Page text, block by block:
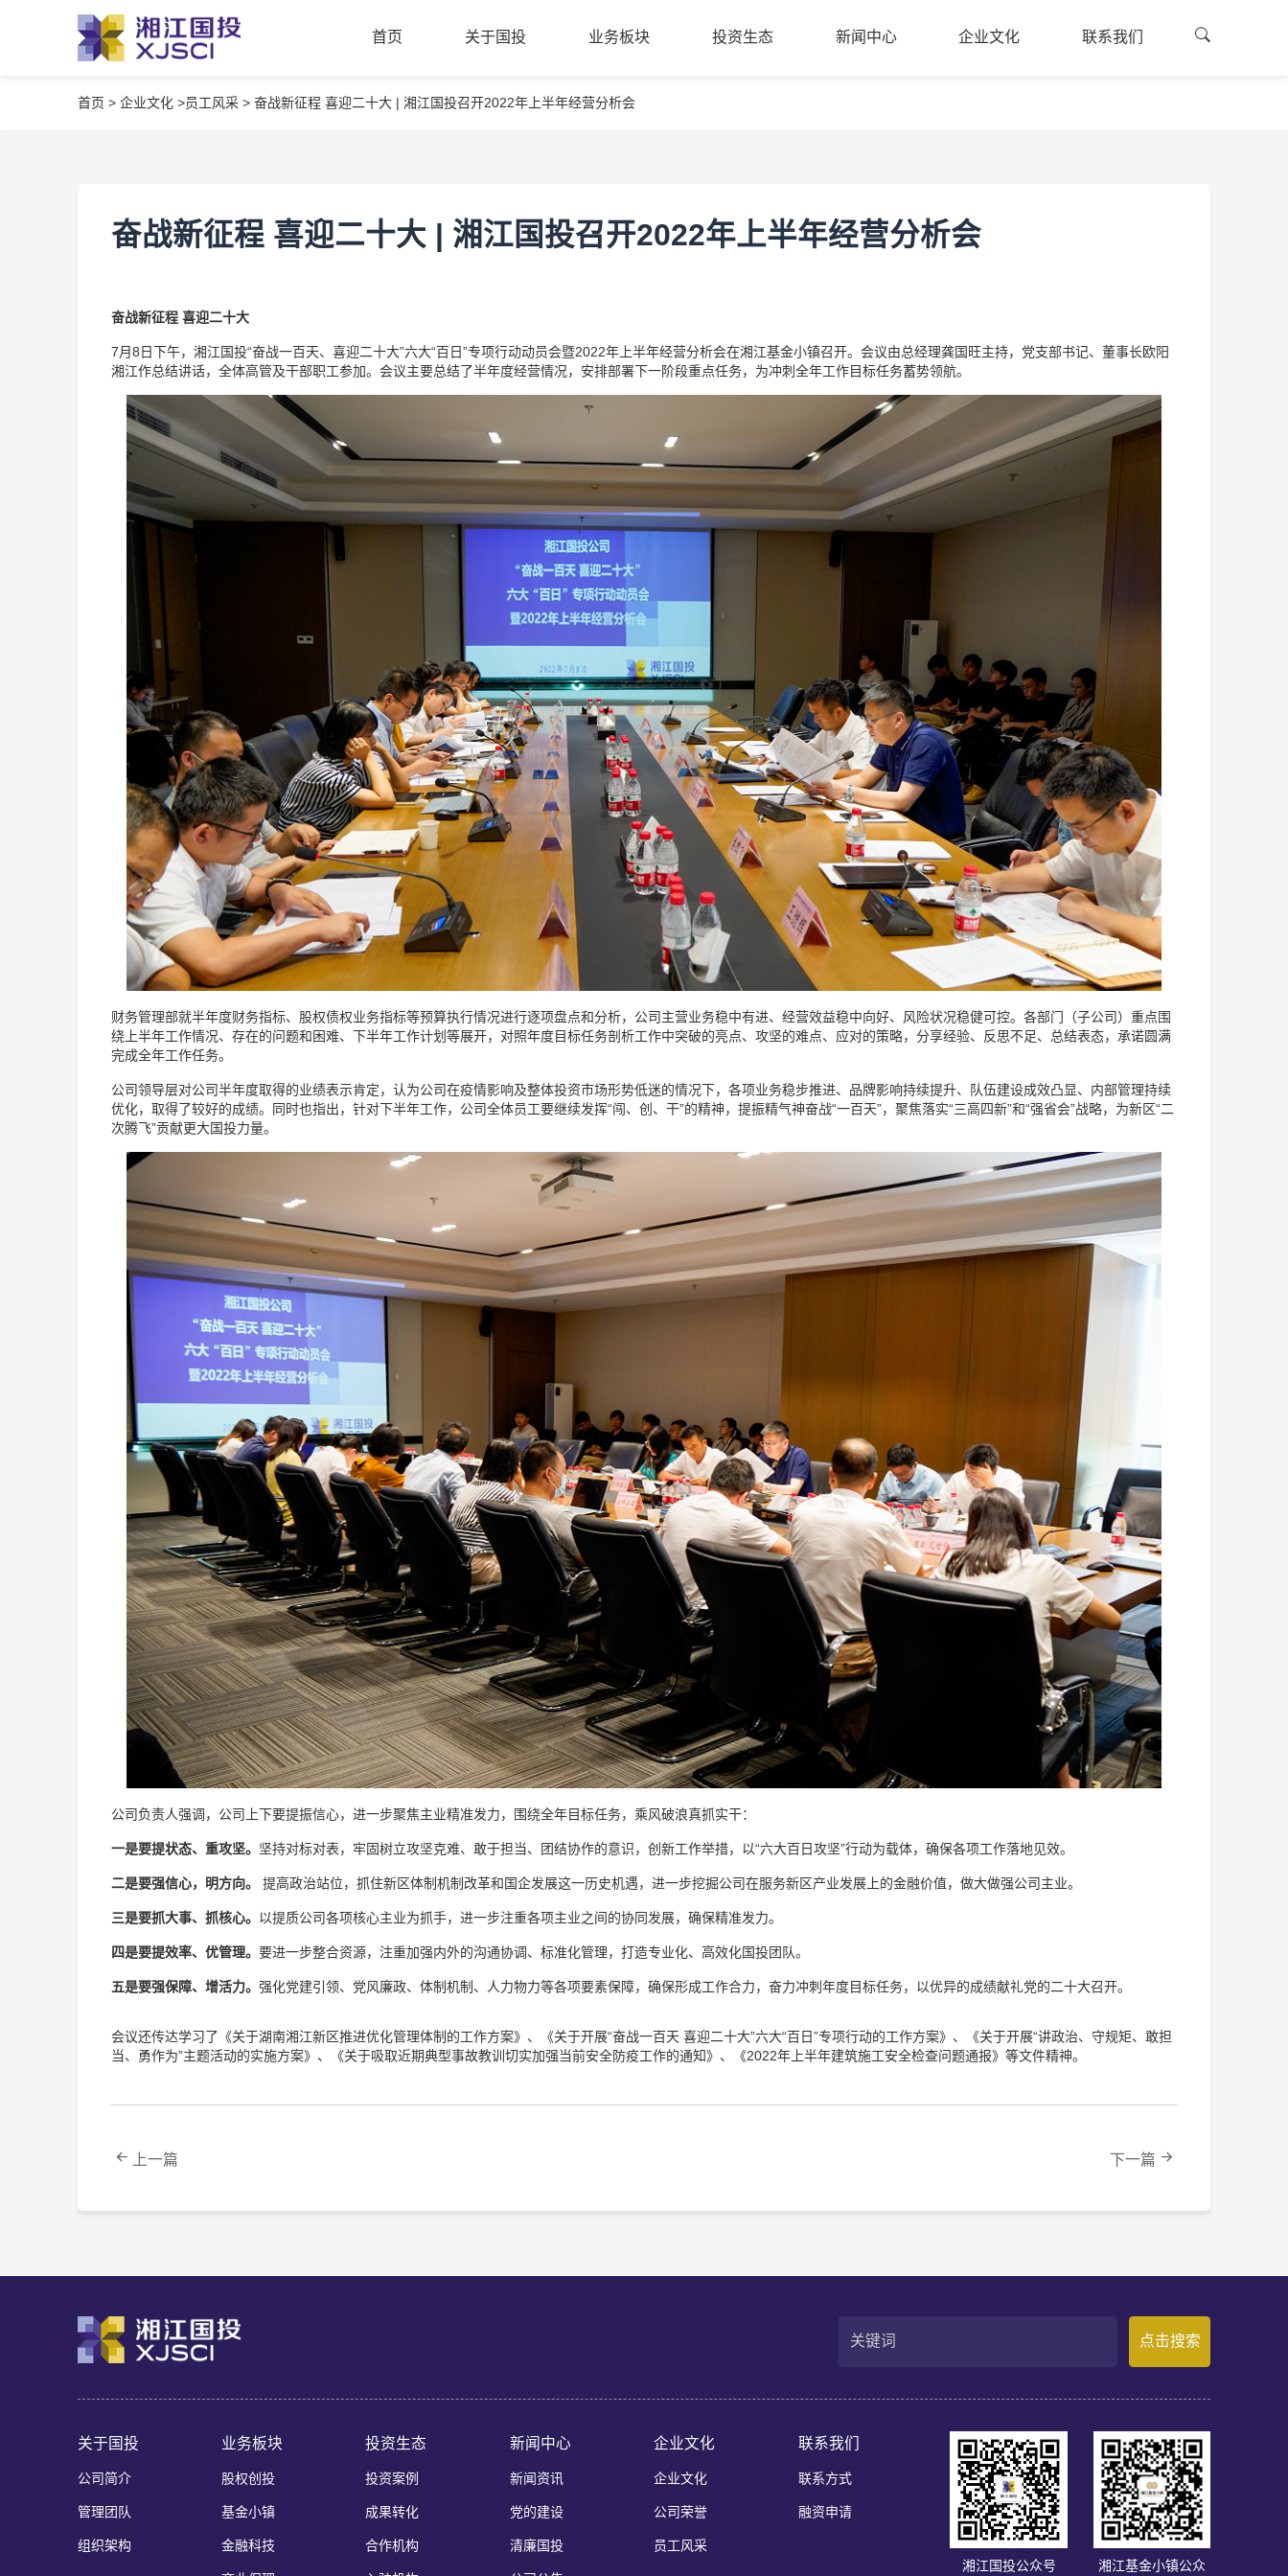
首页
首页
关于国投
关于国投
公司简介
业务板块
业务板块
股权创投
商业保理
投资生态
入驻机构
新闻中心
公司公告
企业文化 联系我们
首页 > 企业文化 >员工风采 > 奋战新征程 喜迎二十大 | 湘江国投召开2022年上半年经营分析会
奋战新征程 喜迎二十大 | 湘江国投召开2022年上半年经营分析会
奋战新征程 喜迎二十大
7月8日下午，湘江国投“奋战一百天、喜迎二十大”六大“百日”专项行动动员会暨2022年上半年经营分析会在湘江基金小镇召开。会议由总经理龚国旺主持，党支部书记、董事长欧阳
湘江作总结讲话，全体高管及干部职工参加。会议主要总结了半年度经营情况，安排部署下一阶段重点任务，为冲刺全年工作目标任务蓄势领航。
财务管理部就半年度财务指标、股权债权业务指标等预算执行情况进行逐项盘点和分析，公司主营业务稳中有进、经营效益稳中向好、风险状况稳健可控。各部门（子公司）重点围
绕上半年工作情况、存在的问题和困难、下半年工作计划等展开，对照年度目标任务剖析工作中突破的亮点、攻坚的难点、应对的策略，分享经验、反思不足、总结表态，承诺圆满
完成全年工作任务。
公司领导层对公司半年度取得的业绩表示肯定，认为公司在疫情影响及整体投资市场形势低迷的情况下，各项业务稳步推进、品牌影响持续提升、队伍建设成效凸显、内部管理持续
优化，取得了较好的成绩。同时也指出，针对下半年工作，公司全体员工要继续发挥“闯、创、干”的精神，提振精气神奋战“一百天”，聚焦落实“三高四新”和“强省会”战略，为新区“二
次腾飞”贡献更大国投力量。
公司负责人强调，公司上下要提振信心，进一步聚焦主业精准发力，围绕全年目标任务，乘风破浪真抓实干：
一是要提状态、重攻坚。 坚持对标对表，牢固树立攻坚克难、敢于担当、团结协作的意识，创新工作举措，以“六大百日攻坚”行动为载体，确保各项工作落地见效。
二是要强信心，明方向。 提高政治站位，抓住新区体制机制改革和国企发展这一历史机遇，进一步挖掘公司在服务新区产业发展上的金融价值，做大做强公司主业。
三是要抓大事、抓核心。 以提质公司各项核心主业为抓手，进一步注重各项主业之间的协同发展，确保精准发力。
四是要提效率、优管理。要进一步整合资源，注重加强内外的沟通协调、标准化管理，打造专业化、高效化国投团队。
五是要强保障、增活力。强化党建引领、党风廉政、体制机制、人力物力等各项要素保障，确保形成工作合力，奋力冲刺年度目标任务，以优异的成绩献礼党的二十大召开。
会议还传达学习了《关于湖南湘江新区推进优化管理体制的工作方案》、《关于开展“奋战一百天 喜迎二十大”六大“百日”专项行动的工作方案》、《关于开展“讲政治、守规矩、敢担
当、勇作为”主题活动的实施方案》、《关于吸取近期典型事故教训切实加强当前安全防疫工作的通知》、《2022年上半年建筑施工安全检查问题通报》等文件精神。
上一篇 下一篇
点击搜索
关于国投
公司简介
管理团队
组织架构
业务板块
股权创投
基金小镇
金融科技
投资生态
投资案例
成果转化
合作机构
新闻中心
新闻资讯
党的建设
清廉国投
企业文化
企业文化
公司荣誉
员工风采
联系我们
联系方式
融资申请
湘江国投公众号 湘江基金小镇公众